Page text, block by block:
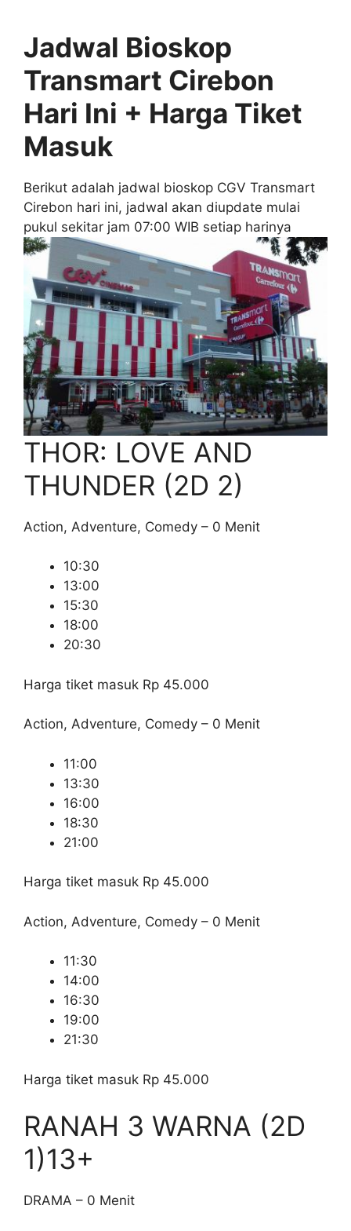
Jadwal Bioskop
Transmart Cirebon
Hari Ini + Harga Tiket
Masuk
Berikut adalah jadwal bioskop CGV Transmart
Cirebon hari ini, jadwal akan diupdate mulai
pukul sekitar jam 07:00 WIB setiap harinya
THOR: LOVE AND
THUNDER (2D 2)
Action, Adventure, Comedy – 0 Menit
10:30
13:00
15:30
18:00
20:30
Harga tiket masuk Rp 45.000
Action, Adventure, Comedy – 0 Menit
11:00
13:30
16:00
18:30
21:00
Harga tiket masuk Rp 45.000
Action, Adventure, Comedy – 0 Menit
11:30
14:00
16:30
19:00
21:30
Harga tiket masuk Rp 45.000
RANAH 3 WARNA (2D
1)13+
DRAMA – 0 Menit